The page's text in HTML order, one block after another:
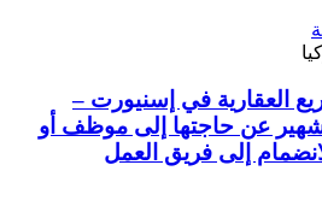
العقارية في إسنيورت –
عن حاجتها إلى موظف أو
إلى فريق العمل